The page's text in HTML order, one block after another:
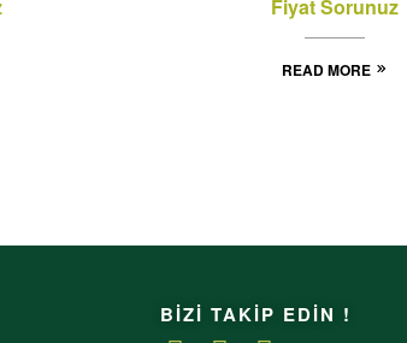
Fiyat Sorunuz
READ MORE
BİZİ TAKİP EDİN !